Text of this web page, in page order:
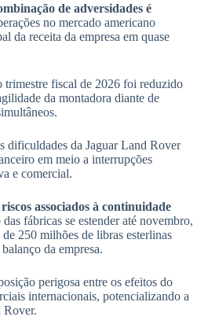
de adversidades é
no mercado americano
da receita da empresa em quase
fiscal de 2026 foi reduzido
da montadora diante de
dificuldades da Jaguar Land Rover
em meio a interrupções
e comercial.
associados à continuidade
das fábricas se estender até novembro,
250 milhões de libras esterlinas
da empresa.
perigosa entre os efeitos do
internacionais, potencializando a
Rover.